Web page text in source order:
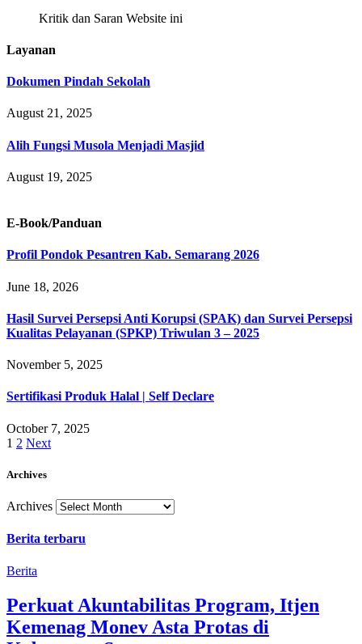
Kritik dan Saran Website ini
Layanan
Dokumen Pindah Sekolah
August 21, 2025
Alih Fungsi Musola Menjadi Masjid
August 19, 2025
E-Book/Panduan
Profil Pondok Pesantren Kab. Semarang 2026
June 18, 2026
Hasil Survei Persepsi Anti Korupsi (SPAK) dan Survei Persepsi
Kualitas Pelayanan (SPKP) Triwulan 3 – 2025
November 5, 2025
Sertifikasi Produk Halal | Self Declare
October 7, 2025
1 2 Next
Archives
Archives
Berita terbaru
Berita
Perkuat Akuntabilitas Program, Itjen
Kemenag Monev Asta Protas di